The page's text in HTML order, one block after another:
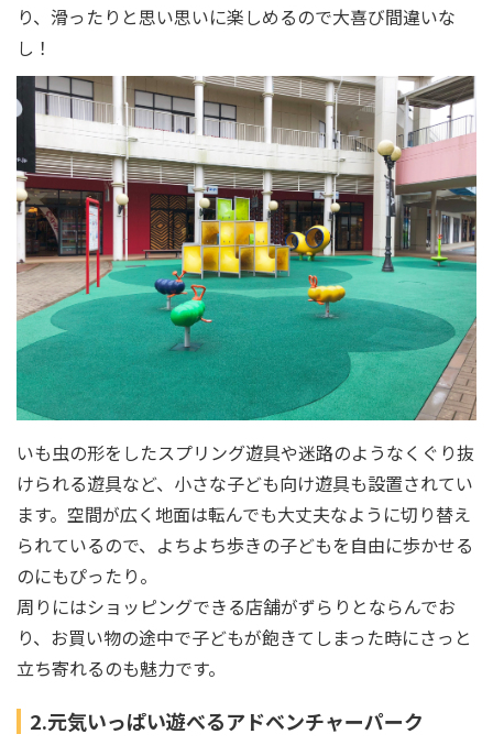
り、滑ったりと思い思いに楽しめるので大喜び間違いな
し！
いも虫の形をしたスプリング遊具や迷路のようなくぐり抜
けられる遊具など、小さな子ども向け遊具も設置されてい
ます。空間が広く地面は転んでも大丈夫なように切り替え
られているので、よちよち歩きの子どもを自由に歩かせる
のにもぴったり。
周りにはショッピングできる店舗がずらりとならんでお
り、お買い物の途中で子どもが飽きてしまった時にさっと
立ち寄れるのも魅力です。
2.元気いっぱい遊べるアドベンチャーパーク